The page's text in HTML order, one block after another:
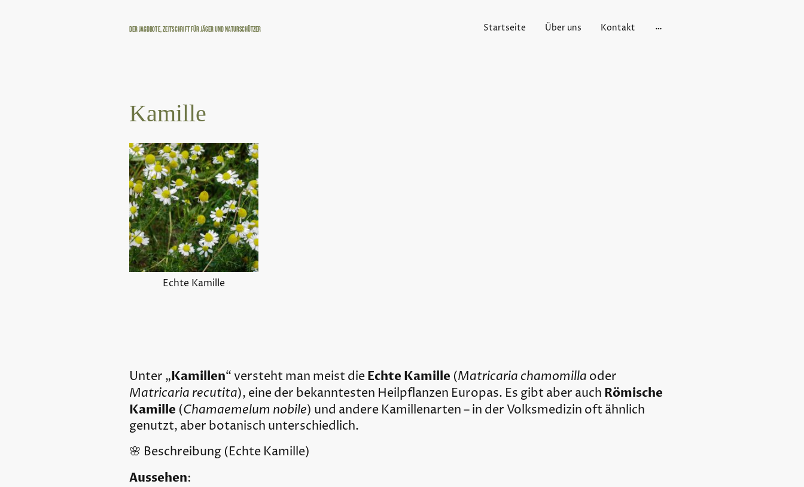
Der Jagdbote, Zeitschrift für Jäger und Naturschützer Startseite Über uns Kontakt
Kamille
Echte Kamille
Unter „Kamillen“ versteht man meist dieEchte Kamille (Matricaria chamomilla oder
Matricaria recutita), eine der bekanntesten Heilpflanzen Europas. Es gibt aber auch Römische
Kamille (Chamaemelum nobile) und andere Kamillenarten – in der Volksmedizin oft ähnlich
genutzt, aber botanisch unterschiedlich.
🌸 Beschreibung (Echte Kamille)
Aussehen: